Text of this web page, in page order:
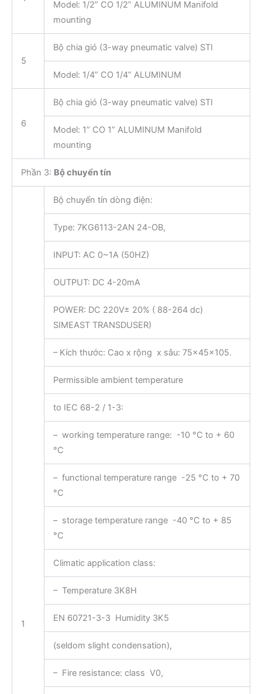
Model: 1/2” CO 1/2” ALUMINUM Manifold
mounting
5
Bộ chia gió (3-way pneumatic valve) STI
Model: 1/4” CO 1/4” ALUMINUM
6
Bộ chia gió (3-way pneumatic valve) STI
Model: 1” CO 1” ALUMINUM Manifold
mounting
Phần 3: Bộ chuyển tín
1
Bộ chuyển tín dòng điện:
Type: 7KG6113-2AN 24-OB,
INPUT: AC 0~1A (50HZ)
OUTPUT: DC 4-20mA
POWER: DC 220V± 20% ( 88-264 dc)
SIMEAST TRANSDUSER)
– Kích thước: Cao x rộng x sâu: 75x45x105.
Permissible ambient temperature
to IEC 68-2 / 1-3:
– working temperature range: -10 °C to + 60
°C
– functional temperature range -25 °C to + 70
°C
– storage temperature range -40 °C to + 85
°C
Climatic application class:
– Temperature 3K8H
EN 60721-3-3 Humidity 3K5
(seldom slight condensation),
– Fire resistance: class V0,